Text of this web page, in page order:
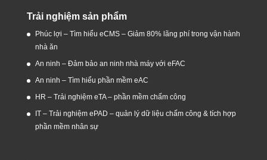
Trải nghiệm sản phẩm
Phúc lợi – Tìm hiểu eCMS – Giảm 80% lãng phí trong vận hành
nhà ăn
An ninh – Đảm bảo an ninh nhà máy với eFAC
An ninh – Tìm hiểu phần mềm eAC
HR – Trải nghiệm eTA – phần mềm chấm công
IT – Trải nghiệm ePAD – quản lý dữ liệu chấm công & tích hợp
phần mềm nhân sự